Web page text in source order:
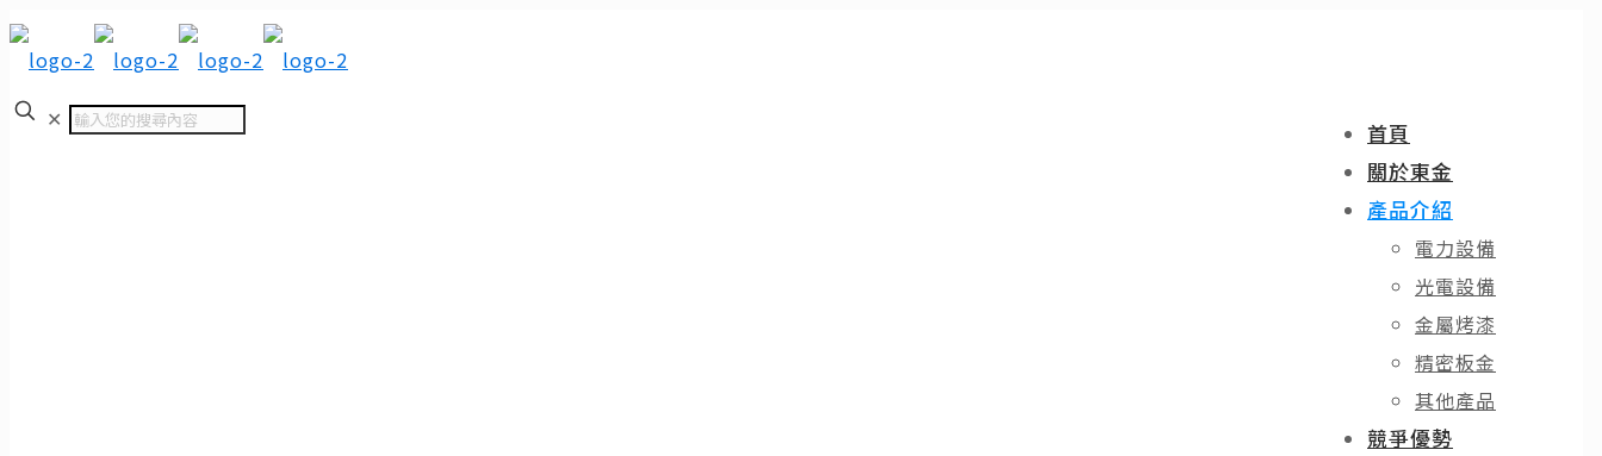
首頁
關於東金
產品介紹
電力設備
光電設備
金屬烤漆
精密板金
其他產品
競爭優勢
✕